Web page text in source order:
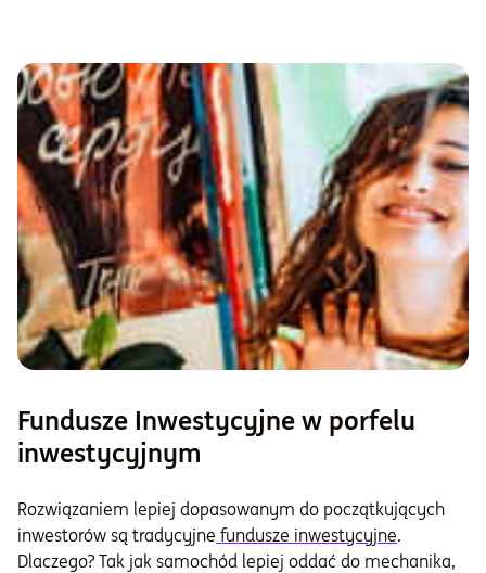
Fundusze Inwestycyjne w porfelu
inwestycyjnym
Rozwiązaniem lepiej dopasowanym do początkujących
inwestorów są tradycyjne fundusze inwestycyjne.
Dlaczego? Tak jak samochód lepiej oddać do mechanika,